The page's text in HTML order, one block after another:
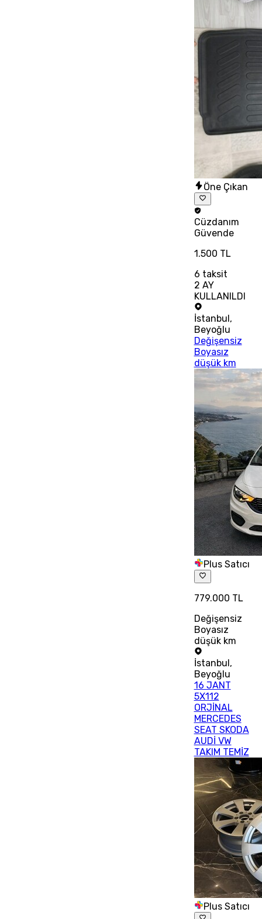
Öne Çıkan
Cüzdanım
Güvende
1.500 TL
6 taksit
2 AY
KULLANILDI
İstanbul ,
Beyoğlu
Değişensiz
Boyasız
düşük km
Plus Satıcı
779.000 TL
Değişensiz
Boyasız
düşük km
İstanbul,
Beyoğlu
16 JANT
5X112
ORJİNAL
MERCEDES
SEAT SKODA
AUDİ VW
TAKIM TEMİZ
Plus Satıcı